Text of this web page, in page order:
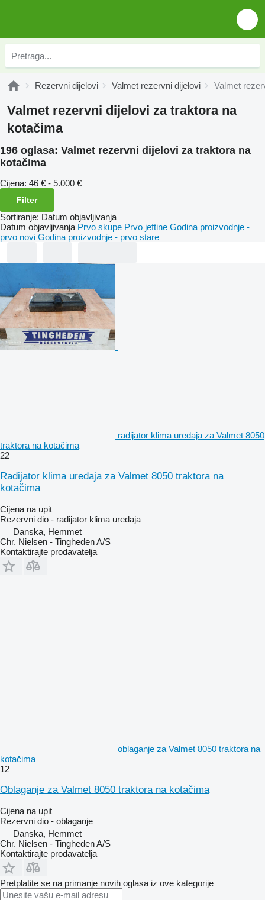
Rezervni dijelovi Valmet rezervni dijelovi Valmet
Valmet rezervni dijelovi za traktora na
kotačima
196 oglasa: Valmet rezervni dijelovi za traktora na
kotačima
Cijena: 46 € - 5.000 €
Filter
Sortiranje: Datum objavljivanja
Datum objavljivanja Prvo skupe Prvo jeftine Godina proizvodnje -
prvo novi Godina proizvodnje - prvo stare
radijator klima uređaja za Valmet 8050
traktora na kotačima
22
Radijator klima uređaja za Valmet 8050 traktora na
kotačima
Cijena na upit
Rezervni dio - radijator klima uređaja
Danska, Hemmet
Chr. Nielsen - Tingheden A/S
Kontaktirajte prodavatelja
oblaganje za Valmet 8050 traktora na
kotačima
12
Oblaganje za Valmet 8050 traktora na kotačima
Cijena na upit
Rezervni dio - oblaganje
Danska, Hemmet
Chr. Nielsen - Tingheden A/S
Kontaktirajte prodavatelja
Pretplatite se na primanje novih oglasa iz ove kategorije